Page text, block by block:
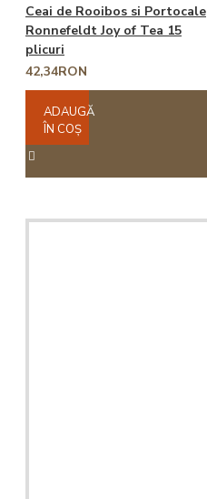
Ceai de Rooibos si Portocale
Ronnefeldt Joy of Tea 15
plicuri
42,34RON
ADAUGĂ
ÎN COŞ